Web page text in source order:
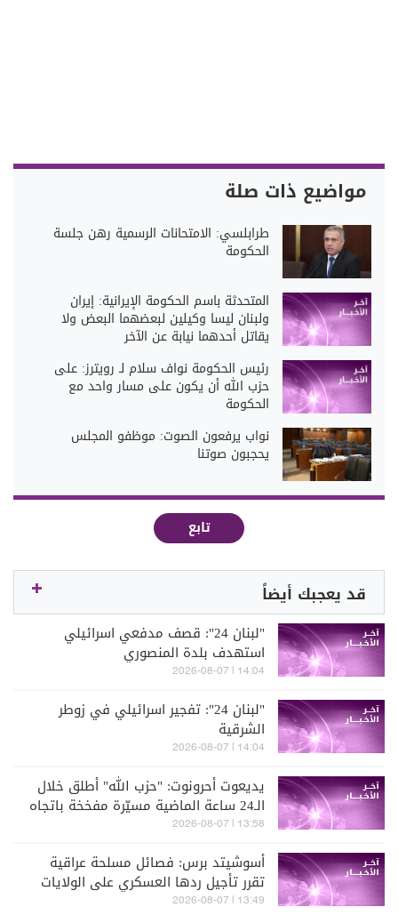
مواضيع ذات صلة
طرابلسي: الامتحانات الرسمية رهن جلسة
الحكومة
المتحدثة باسم الحكومة الإيرانية: إيران
ولبنان ليسا وكيلين لبعضهما البعض ولا
يقاتل أحدهما نيابة عن الآخر
رئيس الحكومة نواف سلام لـ رويترز: على
حزب الله أن يكون على مسار واحد مع
الحكومة
نواب يرفعون الصوت: موظفو المجلس
يحجبون صوتنا
تابع
قد يعجبك أيضاً
"لبنان 24": قصف مدفعي اسرائيلي
استهدف بلدة المنصوري
14:04 | 2026-08-07
"لبنان 24": تفجير اسرائيلي في زوطر
الشرقية
14:04 | 2026-08-07
يديعوت أحرونوت: "حزب الله" أطلق خلال
الـ24 ساعة الماضية مسيّرة مفخخة باتجاه
قوة إسرائيلية عاملة في جنوب لبنان
13:58 | 2026-08-07
أسوشيتد برس: فصائل مسلحة عراقية
تقرر تأجيل ردها العسكري على الولايات
المتحدة والسعودية
13:49 | 2026-08-07